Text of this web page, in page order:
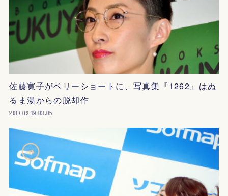
佐藤寛子がベリーショートに、写真集『1262』はぬ
るま湯からの脱却作
2017.02.19 03:05